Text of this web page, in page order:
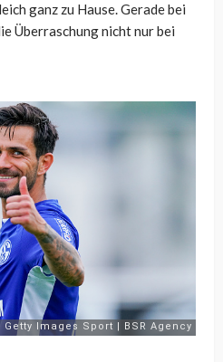
ganz zu Hause. Gerade bei
Überraschung nicht nur bei